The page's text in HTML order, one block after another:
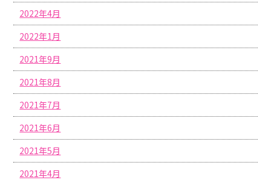
2022年4月
2022年1月
2021年9月
2021年8月
2021年7月
2021年6月
2021年5月
2021年4月